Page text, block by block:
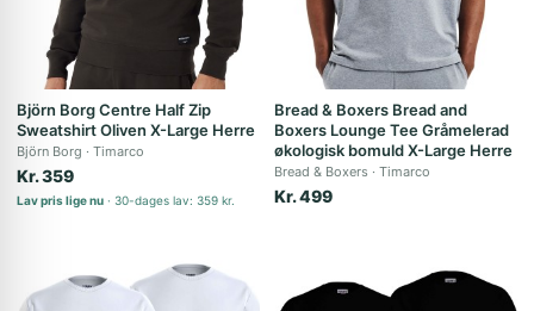
Björn Borg Centre Half Zip
Sweatshirt Oliven X-Large Herre
Björn Borg Timarco
Kr. 359
Lav pris lige nu 30-dages lav: 359 kr.
Bread & Boxers Bread and
Boxers Lounge Tee Gråmelerad
økologisk bomuld X-Large Herre
Bread & Boxers Timarco
Kr. 499